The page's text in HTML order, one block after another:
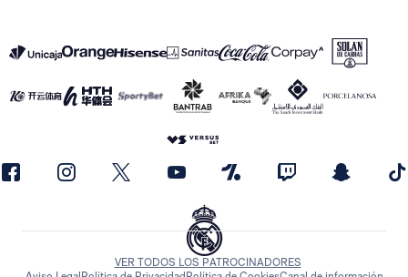
VER TODOS LOS PATROCINADORES